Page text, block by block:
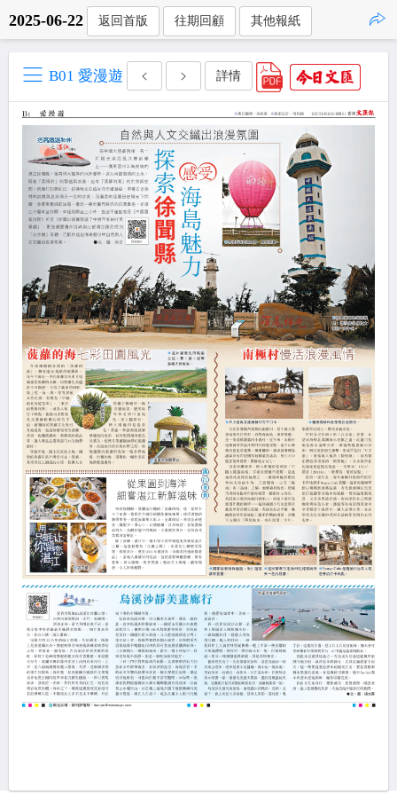
2025-06-22 返回首版 往期回顧 其他報紙
B01 愛漫遊 詳情